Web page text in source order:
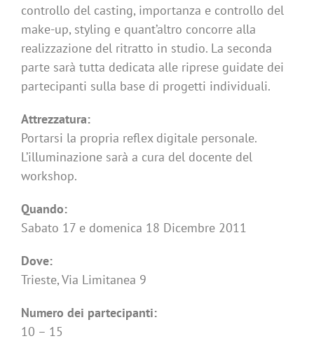
controllo del casting, importanza e controllo del
make-up, styling e quant’altro concorre alla
realizzazione del ritratto in studio. La seconda
parte sarà tutta dedicata alle riprese guidate dei
partecipanti sulla base di progetti individuali.
Attrezzatura:
Portarsi la propria reflex digitale personale.
L’illuminazione sarà a cura del docente del
workshop.
Quando:
Sabato 17 e domenica 18 Dicembre 2011
Dove:
Trieste, Via Limitanea 9
Numero dei partecipanti:
10 – 15